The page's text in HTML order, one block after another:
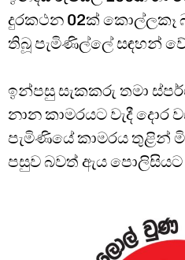
දුරකථන 02ක් කොල්ලකෑ
තිබූ පැමිණිල්ලේ සඳහන්
ඉන්පසු සැකකරු තමා
නාන කාමරයට වැදී දොර
පැමිණියේ කාමරය තුළින්
පසුව බවත් ඇය පොලිසියට